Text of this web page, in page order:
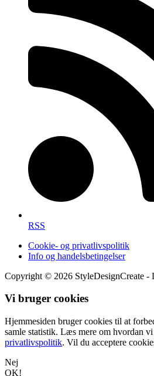
RSS
Cookie- og privatlivspolitik
Info og handelsbetingelser
Copyright © 2026 StyleDesignCreate -
Vi bruger cookies
Hjemmesiden bruger cookies til at
samle statistik. Læs mere om hvordan
privatlivspolitik. Vil du acceptere
Nej
OK!